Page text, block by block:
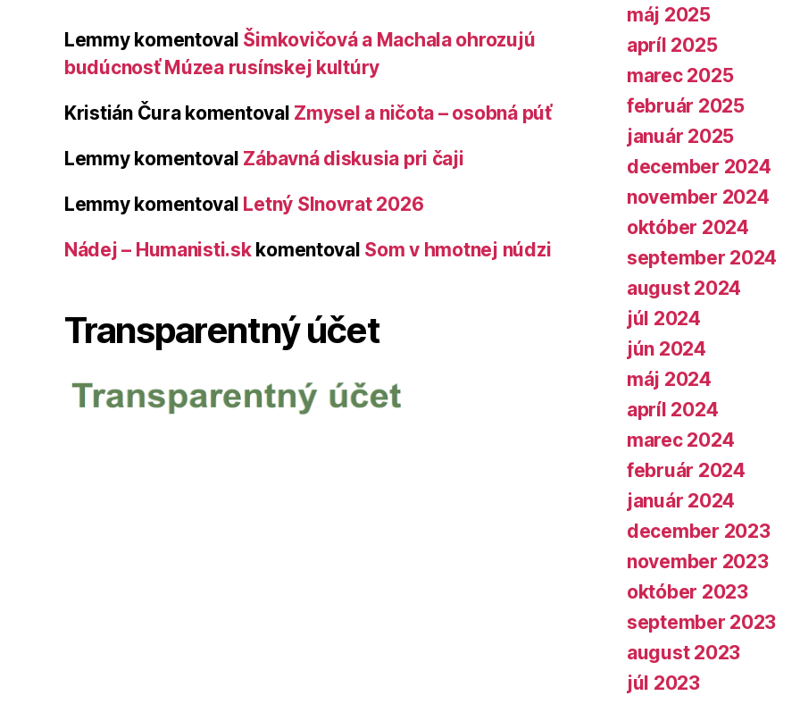
Lemmykomentoval Šimkovičová a Machala ohrozujú
budúcnosť Múzea rusínskej kultúry
Kristián Čurakomentoval Zmysel a ničota – osobná púť
Lemmykomentoval Zábavná diskusia pri čaji
Lemmykomentoval Letný Slnovrat 2026
Nádej – Humanisti.skkomentoval Som v hmotnej núdzi
Transparentný účet
máj 2025
apríl 2025
marec 2025
február 2025
január 2025
december 2024
november 2024
október 2024
september 2024
august 2024
júl 2024
jún 2024
máj 2024
apríl 2024
marec 2024
február 2024
január 2024
december 2023
november 2023
október 2023
september 2023
august 2023
júl 2023